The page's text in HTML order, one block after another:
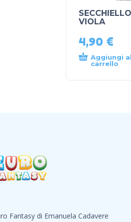
VIOLA
4,90 €
Aggiungi al
carrello
Fantasy di Emanuela Cadavere